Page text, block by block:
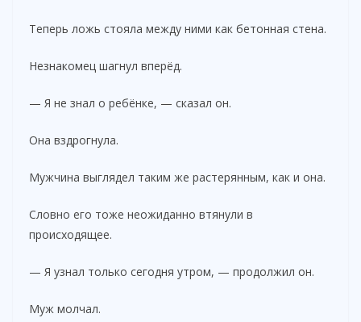
Теперь ложь стояла между ними как бетонная стена.
Незнакомец шагнул вперёд.
— Я не знал о ребёнке, — сказал он.
Она вздрогнула.
Мужчина выглядел таким же растерянным, как и она.
Словно его тоже неожиданно втянули в
происходящее.
— Я узнал только сегодня утром, — продолжил он.
Муж молчал.